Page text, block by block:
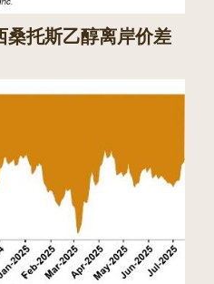
托斯乙醇离岸价差